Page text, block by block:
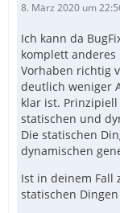
8. März 2020 um
Ich kann da
komplett anderes
Vorhaben richtig
deutlich weniger
klar ist.
statischen und
Die statischen
dynamischen
Ist in deinem Fall
statischen